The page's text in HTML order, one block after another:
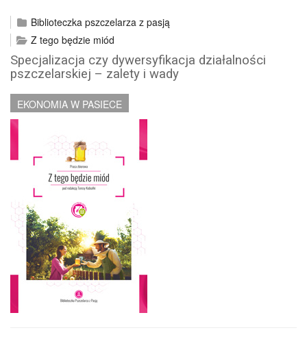
Biblioteczka pszczelarza z pasją
Z tego będzie miód
Specjalizacja czy dywersyfikacja działalności
pszczelarskiej – zalety i wady
EKONOMIA W PASIECE